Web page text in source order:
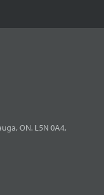
ON. L5N 0A4,